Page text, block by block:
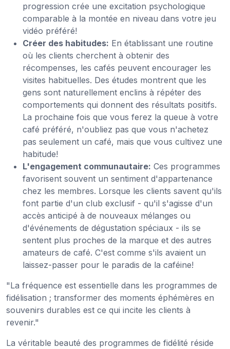
progression crée une excitation psychologique
comparable à la montée en niveau dans votre jeu
vidéo préféré!
Créer des habitudes: En établissant une routine
où les clients cherchent à obtenir des
récompenses, les cafés peuvent encourager les
visites habituelles. Des études montrent que les
gens sont naturellement enclins à répéter des
comportements qui donnent des résultats positifs.
La prochaine fois que vous ferez la queue à votre
café préféré, n'oubliez pas que vous n'achetez
pas seulement un café, mais que vous cultivez une
habitude!
L'engagement communautaire: Ces programmes
favorisent souvent un sentiment d'appartenance
chez les membres. Lorsque les clients savent qu'ils
font partie d'un club exclusif - qu'il s'agisse d'un
accès anticipé à de nouveaux mélanges ou
d'événements de dégustation spéciaux - ils se
sentent plus proches de la marque et des autres
amateurs de café. C'est comme s'ils avaient un
laissez-passer pour le paradis de la caféine!
"La fréquence est essentielle dans les programmes de
fidélisation ; transformer des moments éphémères en
souvenirs durables est ce qui incite les clients à
revenir."
La véritable beauté des programmes de fidélité réside